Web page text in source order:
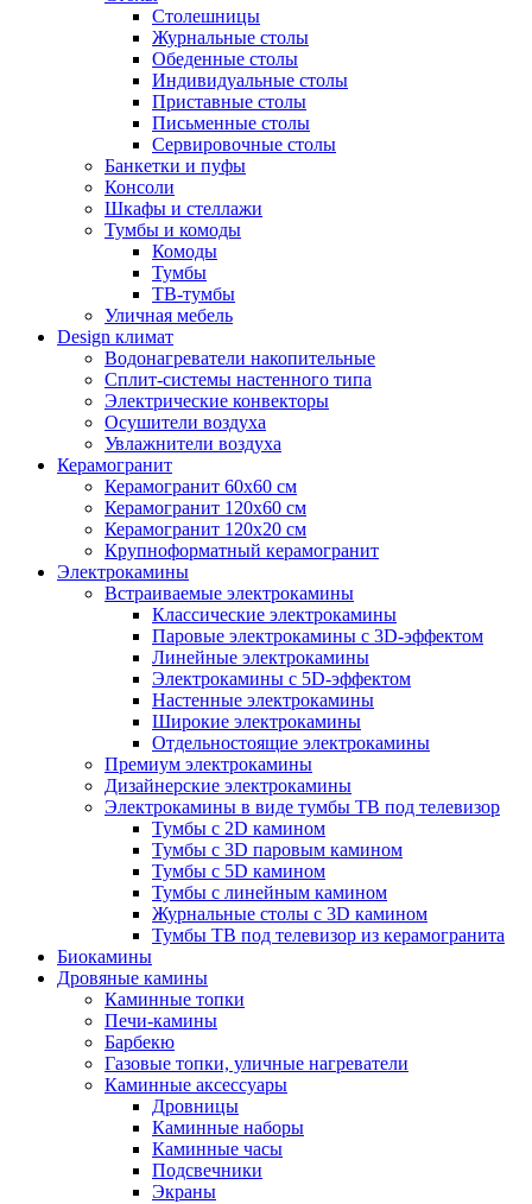
Столешницы
Журнальные столы
Обеденные столы
Индивидуальные столы
Приставные столы
Письменные столы
Сервировочные столы
Банкетки и пуфы
Консоли
Шкафы и стеллажи
Тумбы и комоды
Комоды
Тумбы
ТВ-тумбы
Уличная мебель
Design климат
Водонагреватели накопительные
Сплит-системы настенного типа
Электрические конвекторы
Осушители воздуха
Увлажнители воздуха
Керамогранит
Керамогранит 60х60 см
Керамогранит 120х60 см
Керамогранит 120х20 см
Крупноформатный керамогранит
Электрокамины
Встраиваемые электрокамины
Классические электрокамины
Паровые электрокамины с 3D-эффектом
Линейные электрокамины
Электрокамины с 5D-эффектом
Настенные электрокамины
Широкие электрокамины
Отдельностоящие электрокамины
Премиум электрокамины
Дизайнерские электрокамины
Электрокамины в виде тумбы ТВ под телевизор
Тумбы с 2D камином
Тумбы с 3D паровым камином
Тумбы с 5D камином
Тумбы с линейным камином
Журнальные столы с 3D камином
Тумбы ТВ под телевизор из керамогранита
Биокамины
Дровяные камины
Каминные топки
Печи-камины
Барбекю
Газовые топки, уличные нагреватели
Каминные аксессуары
Дровницы
Каминные наборы
Каминные часы
Подсвечники
Экраны